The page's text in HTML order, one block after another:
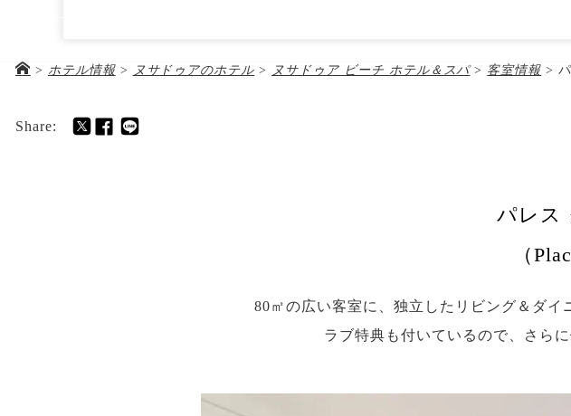
> ホテル情報> ヌサドゥアのホテル > ヌサドゥア ビーチ ホテル＆スパ> 客室情報 >
Share:
パレス
（
80㎡の広い客室に、独立したリビング＆ダ
ラブ特典も付いているので、さら